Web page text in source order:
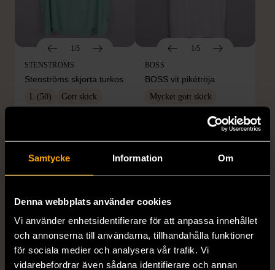
Samtycke Information Om
Denna webbplats använder cookies
Vi använder enhetsidentifierare för att anpassa innehållet
och annonserna till användarna, tillhandahålla funktioner
för sociala medier och analysera vår trafik. Vi
vidarebefordrar även sådana identifierare och annan
1/5
STENSTRÖMS
Stenströms skjorta turkos
L (50) Gott skick
1/5
BOSS
BOSS vit pikétröja
Mycket gott skick
1/5 1/5